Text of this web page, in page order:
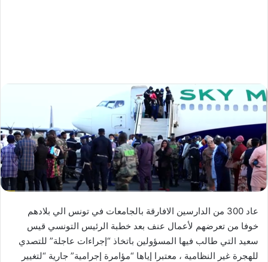
عاد 300 من الدارسين الافارقة بالجامعات في تونس الي بلادهم
خوفا من تعرضهم لأعمال عنف بعد خطبة الرئيس التونسي قيس
سعيد التي طالب فيها المسؤولين باتخاذ “إجراءات عاجلة” للتصدي
للهجرة غير النظامية ، معتبرا إياها “مؤامرة إجرامية” جارية “لتغيير